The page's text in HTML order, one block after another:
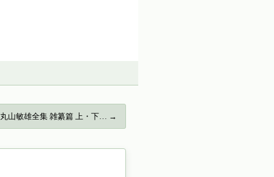
丸山敏雄全集 雑纂篇 上・下… →